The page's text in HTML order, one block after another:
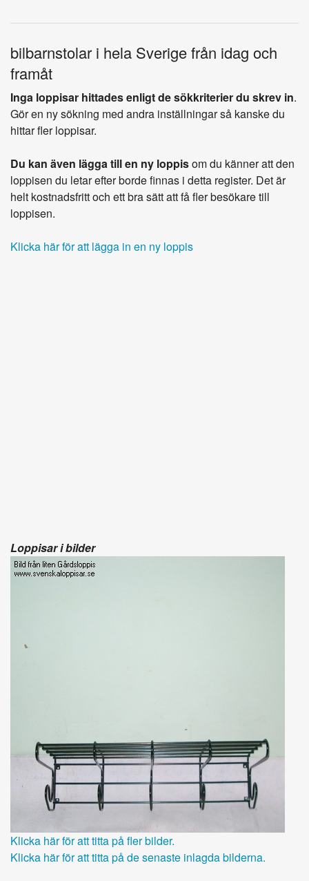
bilbarnstolar i hela Sverige från idag och
framåt
Inga loppisar hittades enligt de sökkriterier du skrev in.
Gör en ny sökning med andra inställningar så kanske du
hittar fler loppisar.
Du kan även lägga till en ny loppisom du känner att den
loppisen du letar efter borde finnas i detta register. Det är
helt kostnadsfritt och ett bra sätt att få fler besökare till
loppisen.
Klicka här för att lägga in en ny loppis
Loppisar i bilder
Klicka här för att titta på fler bilder.
Klicka här för att titta på de senaste inlagda bilderna.